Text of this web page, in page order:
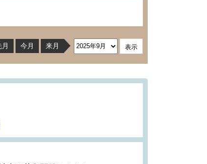
今月 来月